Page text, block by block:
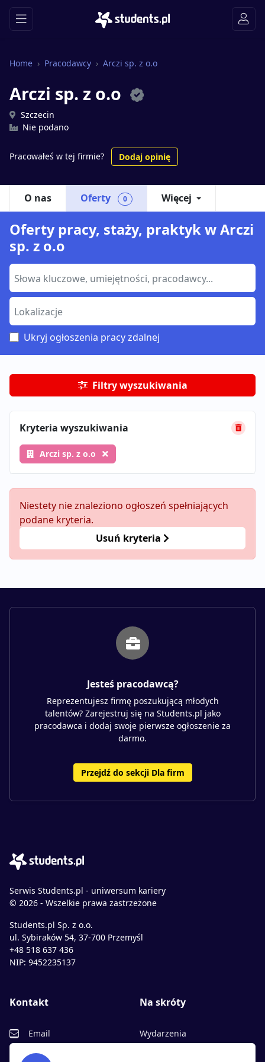
Home Pracodawcy Arczi sp. z o.o
Arczi sp. z o.o
Szczecin
Nie podano
Pracowałeś w tej firmie? Dodaj opinię
O nas Oferty 0 Więcej
Oferty pracy, staży, praktyk w Arczi
sp. z o.o
Ukryj ogłoszenia pracy zdalnej
Filtry wyszukiwania
Kryteria wyszukiwania
Arczi sp. z o.o
Niestety nie znaleziono ogłoszeń spełniających
podane kryteria.
Usuń kryteria
Jesteś pracodawcą?
Reprezentujesz firmę poszukującą młodych
talentów? Zarejestruj się na Students.pl jako
pracodawca i dodaj swoje pierwsze ogłoszenie za
darmo.
Przejdź do sekcji Dla firm
Serwis Students.pl - uniwersum kariery
© 2026 - Wszelkie prawa zastrzeżone
Students.pl Sp. z o.o.
ul. Sybiraków 54, 37-700 Przemyśl
+48 518 637 436
NIP: 9452235137
Kontakt
Email
Facebook
Na skróty
Wydarzenia